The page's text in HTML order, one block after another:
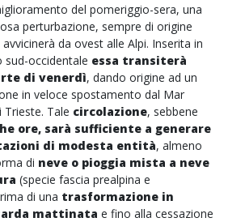
del pomeriggio-sera, una
perturbazione, sempre di origine
da ovest alle Alpi. Inserita in
sud-occidentale essa transiterà
di venerdì, dando origine ad un
in veloce spostamento dal Mar
Trieste. Tale circolazione, sebbene
ore, sarà sufficiente a generare
di modesta entità, almeno
di neve o pioggia mista a neve
(specie fascia prealpina e
di una trasformazione in
mattinata e fino alla cessazione